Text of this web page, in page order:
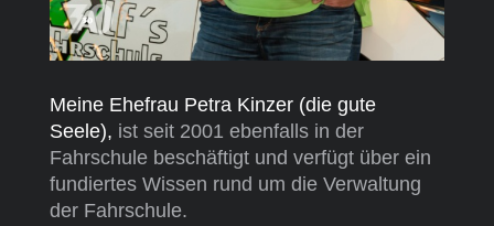
Meine Ehefrau Petra Kinzer (die gute
Seele), ist seit 2001 ebenfalls in der
Fahrschule beschäftigt und verfügt über ein
fundiertes Wissen rund um die Verwaltung
der Fahrschule.